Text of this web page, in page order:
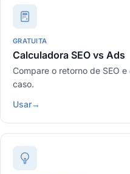
GRATUITA
Calculadora SEO vs Ads
Compare o retorno de SEO
caso.
Usar→